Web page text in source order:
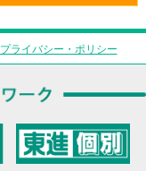
プライバシー・ポリシー